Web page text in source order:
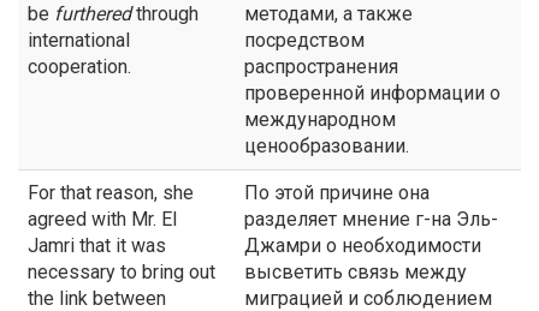
be furtheredthrough
international
cooperation.
методами, а также
посредством
распространения
проверенной информации о
международном
ценообразовании.
For that reason, she
agreed with Mr. El
Jamri that it was
necessary to bring out
the link between
По этой причине она
разделяет мнение г-на Эль-
Джамри о необходимости
высветить связь между
миграцией и соблюдением